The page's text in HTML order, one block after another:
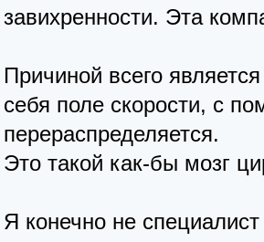
завихренности. Эта
Причиной всего
себя поле скорости, с
перераспределяется.
Это такой как-бы мозг
Я конечно не